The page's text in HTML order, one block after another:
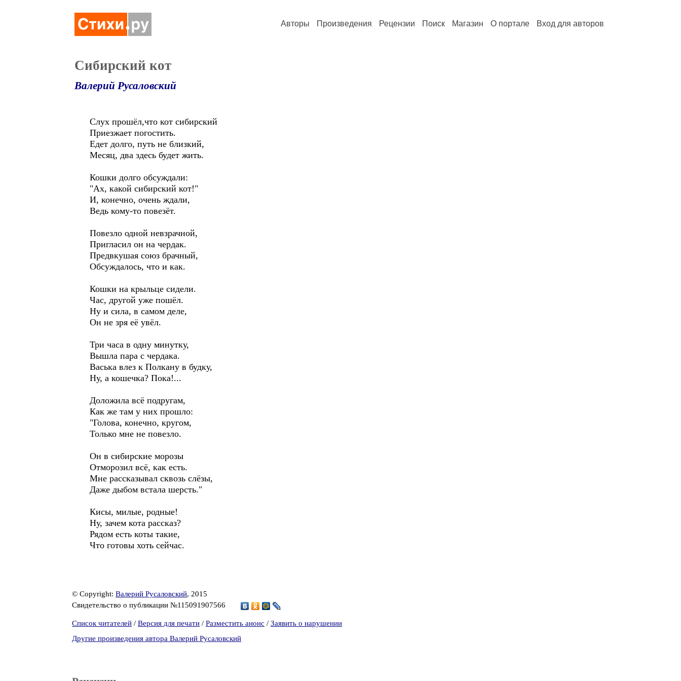
Авторы Произведения Рецензии Поиск Магазин О портале Вход для авторов
Сибирский кот
Валерий Русаловский
Слух прошёл,что кот сибирский
Приезжает погостить.
Едет долго, путь не близкий,
Месяц, два здесь будет жить.
Кошки долго обсуждали:
"Ах, какой сибирский кот!"
И, конечно, очень ждали,
Ведь кому-то повезёт.
Повезло одной невзрачной,
Пригласил он на чердак.
Предвкушая союз брачный,
Обсуждалось, что и как.
Кошки на крыльце сидели.
Час, другой уже пошёл.
Ну и сила, в самом деле,
Он не зря её увёл.
Три часа в одну минутку,
Вышла пара с чердака.
Васька влез к Полкану в будку,
Ну, а кошечка? Пока!...
Доложила всё подругам,
Как же там у них прошло:
"Голова, конечно, кругом,
Только мне не повезло.
Он в сибирские морозы
Отморозил всё, как есть.
Мне рассказывал сквозь слёзы,
Даже дыбом встала шерсть."
Кисы, милые, родные!
Ну, зачем кота рассказ?
Рядом есть коты такие,
Что готовы хоть сейчас.
© Copyright: Валерий Русаловский, 2015
Свидетельство о публикации №115091907566
Список читателей / Версия для печати / Разместить анонс / Заявить о нарушении
Другие произведения автора Валерий Русаловский